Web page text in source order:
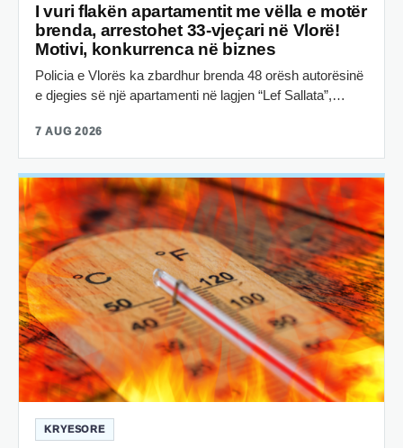
I vuri flakën apartamentit me vëlla e motër
brenda, arrestohet 33-vjeçari në Vlorë!
Motivi, konkurrenca në biznes
Policia e Vlorës ka zbardhur brenda 48 orësh autorësinë
e djegies së një apartamenti në lagjen “Lef Sallata”,…
7 AUG 2026
KRYESORE